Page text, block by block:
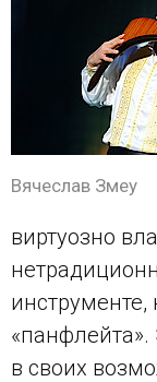
Вячеслав Змеу
виртуозно
инструменте,
«панфлейта».
в своих